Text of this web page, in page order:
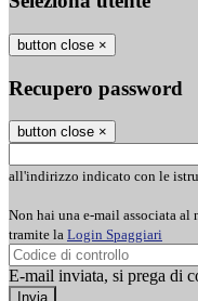
button close ×
Recupero password
button close ×
all'indirizzo indicato con le
Non hai una e-mail associata al
tramite la Login Spaggiari
E-mail inviata, si prega di